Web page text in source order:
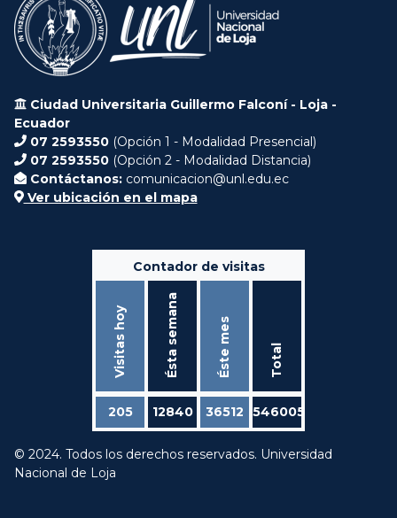
Ciudad Universitaria Guillermo Falconí - Loja -
Ecuador
07 2593550 (Opción 1 - Modalidad Presencial)
07 2593550 (Opción 2 - Modalidad Distancia)
Contáctanos: comunicacion@unl.edu.ec
Ver ubicación en el mapa
Contador de visitas
Visitas hoy Ésta semana Éste mes Total
205 12840 36512 546005
© 2024. Todos los derechos reservados. Universidad
Nacional de Loja